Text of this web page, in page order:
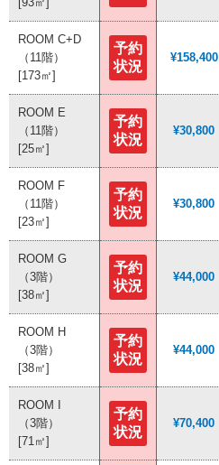
ROOM C+D
（11階）
[173㎡]
予約
状況
¥158,400
ROOM E
（11階）
[25㎡]
予約
状況
¥30,800
ROOM F
（11階）
[23㎡]
予約
状況
¥30,800
ROOM G
（3階）
[38㎡]
予約
状況
¥44,000
ROOM H
（3階）
[38㎡]
予約
状況
¥44,000
ROOM I
（3階）
[71㎡]
予約
状況
¥70,400
ROOM C+D
（11階）
[173㎡]
予約
状況
¥158,400
ROOM E
（11階）
[25㎡]
予約
状況
¥30,800
ROOM F
（11階）
[23㎡]
予約
状況
¥30,800
ROOM G
（3階）
[38㎡]
予約
状況
¥44,000
ROOM H
（3階）
[38㎡]
予約
状況
¥44,000
ROOM I
（3階）
[71㎡]
予約
状況
¥70,400